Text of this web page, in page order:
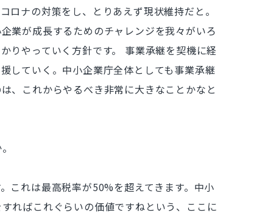
ナの対策をし、とりあえず現状維持だと。
業が成長するためのチャレンジを我々がいろ
りやっていく方針です。 事業承継を契機に経
していく。中小企業庁全体としても事業承継
、これからやるべき非常に大きなことかなと
これは最高税率が50%を超えてきます。中小
ればこれぐらいの価値ですねという、ここに